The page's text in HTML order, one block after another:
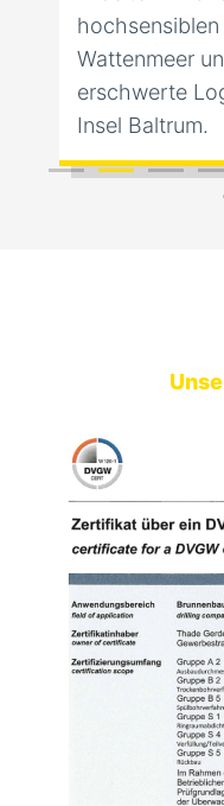
Wattenmeer
erschwerte
Insel Baltrum.